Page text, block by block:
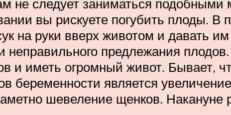
не следует заниматься подобными
вы рискуете погубить плоды. В
на руки вверх животом и давать
неправильного предлежания
и иметь огромный живот. Бывает,
беременности является
шевеление щенков. Накануне